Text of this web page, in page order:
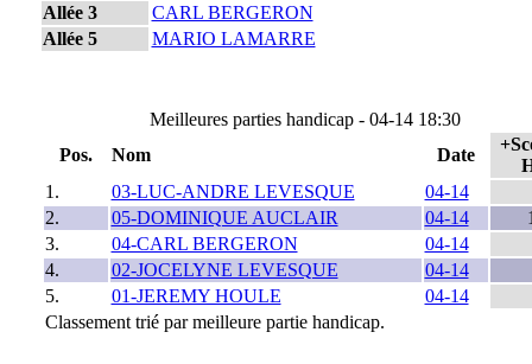
Allée 3
CARL BERGERON
Allée 5
MARIO LAMARRE
Meilleures parties handicap - 04-14 18:30
Pos.
Nom Date
1.
03-LUC-ANDRE LEVESQUE 04-14
2.
05-DOMINIQUE AUCLAIR 04-14
3.
04-CARL BERGERON
04-14
4.
02-JOCELYNE LEVESQUE
04-14
5.
01-JEREMY HOULE
04-14
Classement trié par meilleure partie handicap.